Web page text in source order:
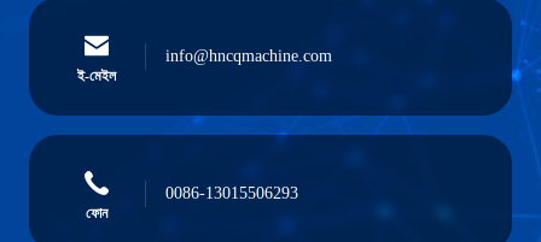
ই-মেইল
info@hncqmachine.com
ফোন
0086-13015506293